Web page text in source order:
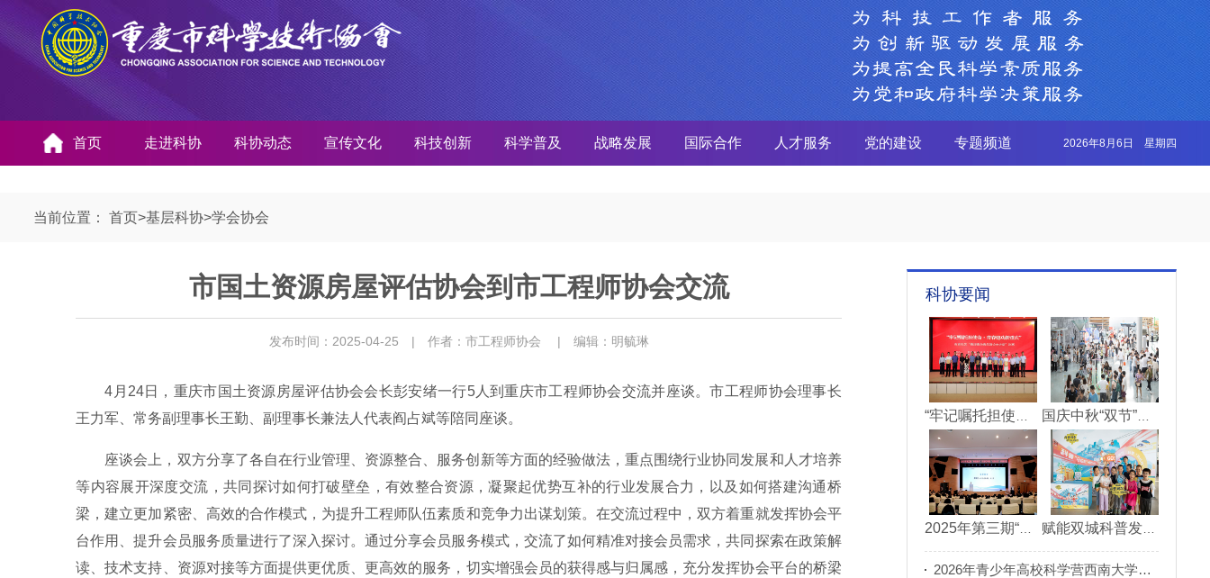
首页 走进科协 科协动态 宣传文化 科技创新 科学普及 战略发展 国际合作 人才服务 党的建设 专题频道 2026年8月6日 星期四
当前位置： 首页>基层科协>学会协会
市国土资源房屋评估协会到市工程师协会交流
发布时间：2025-04-25 | 作者：市工程师协会 | 编辑：明毓琳
4月24日，重庆市国土资源房屋评估协会会长彭安绪一行5人到重庆市工程师协会交流并座谈。市工程师协会理事长
王力军、常务副理事长王勤、副理事长兼法人代表阎占斌等陪同座谈。
座谈会上，双方分享了各自在行业管理、资源整合、服务创新等方面的经验做法，重点围绕行业协同发展和人才培养
等内容展开深度交流，共同探讨如何打破壁垒，有效整合资源，凝聚起优势互补的行业发展合力，以及如何搭建沟通桥
梁，建立更加紧密、高效的合作模式，为提升工程师队伍素质和竞争力出谋划策。在交流过程中，双方着重就发挥协会平
台作用、提升会员服务质量进行了深入探讨。通过分享会员服务模式，交流了如何精准对接会员需求，共同探索在政策解
读、技术支持、资源对接等方面提供更优质、更高效的服务，切实增强会员的获得感与归属感，充分发挥协会平台的桥梁
科协要闻
2026年青少年高校科学营西南大学分营正式开营